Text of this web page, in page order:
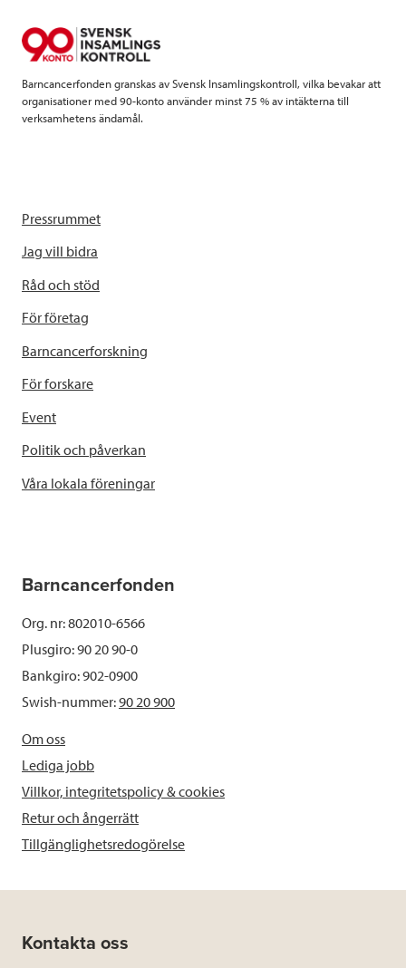
k
Barncancerfonden granskas av Svensk Insamlingskontroll, vilka bevakar att
organisationer med 90-konto använder minst 75 % av intäkterna till
verksamhetens ändamål.
Pressrummet
Jag vill bidra
Råd och stöd
För företag
Barncancerforskning
För forskare
Event
Politik och påverkan
Våra lokala föreningar
Barncancerfonden
Org. nr: 802010-6566
Plusgiro: 90 20 90-0
Bankgiro: 902-0900
Swish-nummer:90 20 900
Om oss
Lediga jobb
Villkor, integritetspolicy & cookies
Retur och ångerrätt
Tillgänglighetsredogörelse
Kontakta oss